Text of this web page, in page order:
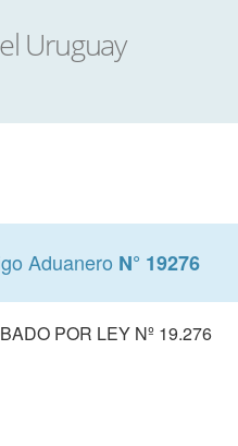
Aduanero N° 19276
POR LEY Nº 19.276